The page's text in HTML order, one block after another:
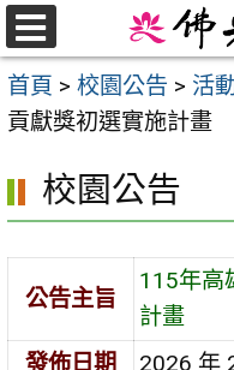
跳
至
主
要
首頁 > 校園公告 > 活
貢獻獎初選實施計畫
校園公告
公告主旨
115年高
計畫
發佈日期
2026 年
選
單